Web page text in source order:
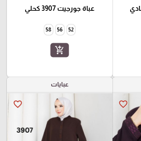
عباة جورجيت 3907 كحلي
52
56
58
add_shopping_cart
favorite_border
عبايات
favorite_border